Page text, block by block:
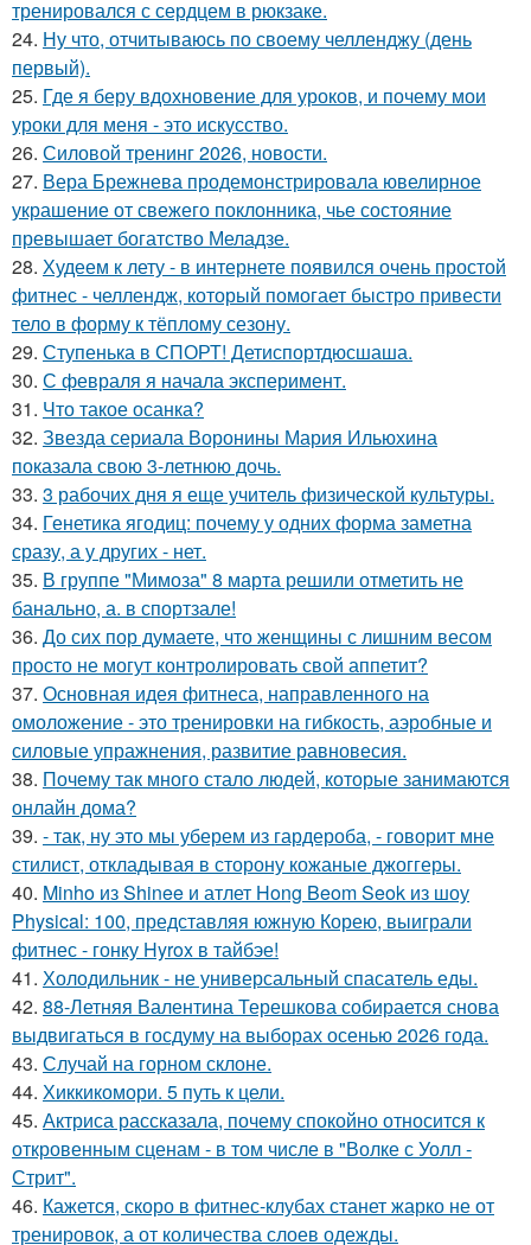
тренировался с сердцем в рюкзаке.
24. Ну что, отчитываюсь по своему челленджу (день
первый).
25. Где я беру вдохновение для уроков, и почему мои
уроки для меня - это искусство.
26. Силовой тренинг 2026, новости.
27. Вера Брежнева продемонстрировала ювелирное
украшение от свежего поклонника, чье состояние
превышает богатство Меладзе.
28. Худеем к лету - в интернете появился очень простой
фитнес - челлендж, который помогает быстро привести
тело в форму к тёплому сезону.
29. Ступенька в СПОРТ! Детиспортдюсшаша.
30. С февраля я начала эксперимент.
31. Что такое осанка?
32. Звезда сериала Воронины Мария Ильюхина
показала свою 3-летнюю дочь.
33. 3 рабочих дня я еще учитель физической культуры.
34. Генетика ягодиц: почему у одних форма заметна
сразу, а у других - нет.
35. В группе "Мимоза" 8 марта решили отметить не
банально, а. в спортзале!
36. До сих пор думаете, что женщины с лишним весом
просто не могут контролировать свой аппетит?
37. Основная идея фитнеса, направленного на
омоложение - это тренировки на гибкость, аэробные и
силовые упражнения, развитие равновесия.
38. Почему так много стало людей, которые занимаются
онлайн дома?
39. - так, ну это мы уберем из гардероба, - говорит мне
стилист, откладывая в сторону кожаные джоггеры.
40. Minho из Shinee и атлет Hong Beom Seok из шоу
Physical: 100, представляя южную Корею, выиграли
фитнес - гонку Hyrox в тайбэе!
41. Холодильник - не универсальный спасатель еды.
42. 88-Летняя Валентина Терешкова собирается снова
выдвигаться в госдуму на выборах осенью 2026 года.
43. Случай на горном склоне.
44. Хиккикомори. 5 путь к цели.
45. Актриса рассказала, почему спокойно относится к
откровенным сценам - в том числе в "Волке с Уолл -
Стрит".
46. Кажется, скоро в фитнес-клубах станет жарко не от
тренировок, а от количества слоев одежды.